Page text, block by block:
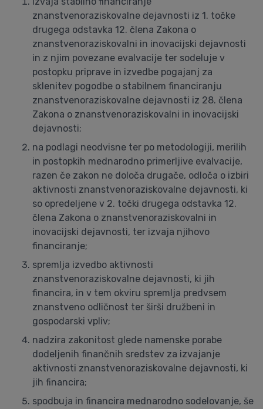
znanstvenoraziskovalne dejavnosti iz 1. točke
drugega odstavka 12. člena Zakona o
znanstvenoraziskovalni in inovacijski dejavnosti
in z njim povezane evalvacije ter sodeluje v
postopku priprave in izvedbe pogajanj za
sklenitev pogodbe o stabilnem financiranju
znanstvenoraziskovalne dejavnosti iz 28. člena
Zakona o znanstvenoraziskovalni in inovacijski
dejavnosti;
na podlagi neodvisne ter po metodologiji, merilih
in postopkih mednarodno primerljive evalvacije,
razen če zakon ne določa drugače, odloča o izbiri
aktivnosti znanstvenoraziskovalne dejavnosti, ki
so opredeljene v 2. točki drugega odstavka 12.
člena Zakona o znanstvenoraziskovalni in
inovacijski dejavnosti, ter izvaja njihovo
financiranje;
spremlja izvedbo aktivnosti
znanstvenoraziskovalne dejavnosti, ki jih
financira, in v tem okviru spremlja predvsem
znanstveno odličnost ter širši družbeni in
gospodarski vpliv;
nadzira zakonitost glede namenske porabe
dodeljenih finančnih sredstev za izvajanje
aktivnosti znanstvenoraziskovalne dejavnosti, ki
jih financira;
spodbuja in financira mednarodno sodelovanje, še